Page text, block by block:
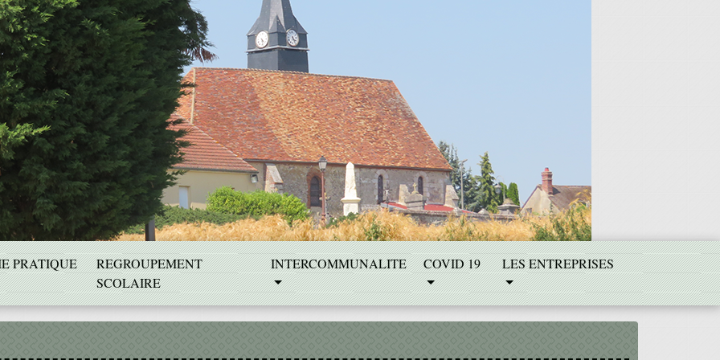
PRATIQUE
REGROUPEMENT
SCOLAIRE
INTERCOMMUNALITE COVID 19 LES ENTREPRISES